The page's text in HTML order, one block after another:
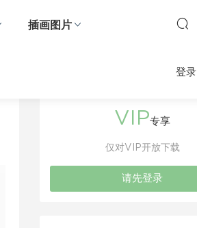
插画图片
登录
VIP专享
仅对VIP开放下载
请先登录